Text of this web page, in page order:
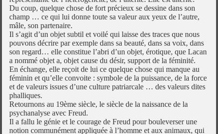
Du coup, quelque chose de fort précieux se dessine dans son
champ … ce qui lui donne toute sa valeur aux yeux de l’autre,
mâle, son partenaire.
Il s’agit d’un objet subtil et voilé qui laisse des traces que nous
pouvons décrire par exemple dans sa beauté, dans sa voix, dans
son regard… elle constitue l’abri d’un objet, érotique, que Lacan
a nommé objet a, objet cause du désir, support de la féminité.
En échange, elle reçoit de lui ce quelque chose qui manque au
féminin et qu’elle convoite : symbole de la puissance, de la force
et de valeurs issues d’une culture patriarcale … des valeurs dites
phalliques.
Retournons au 19ème siècle, le siècle de la naissance de la
psychanalyse avec Freud.
Il a fallu le génie et le courage de Freud pour bouleverser une
notion communément appliquée à l’homme et aux animaux, qui